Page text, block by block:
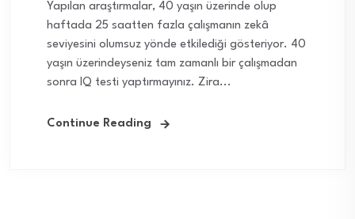
Yapılan araştırmalar, 40 yaşın üzerinde olup
haftada 25 saatten fazla çalışmanın zekâ
seviyesini olumsuz yönde etkilediği gösteriyor. 40
yaşın üzerindeyseniz tam zamanlı bir çalışmadan
sonra IQ testi yaptırmayınız. Zira...
Continue Reading